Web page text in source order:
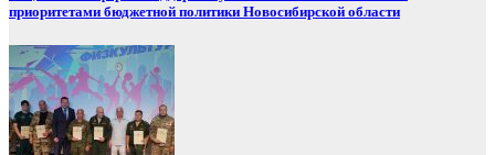
приоритетами бюджетной политики Новосибирской области